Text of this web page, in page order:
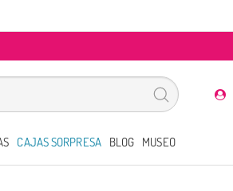
CAJAS SORPRESA BLOG MUSEO